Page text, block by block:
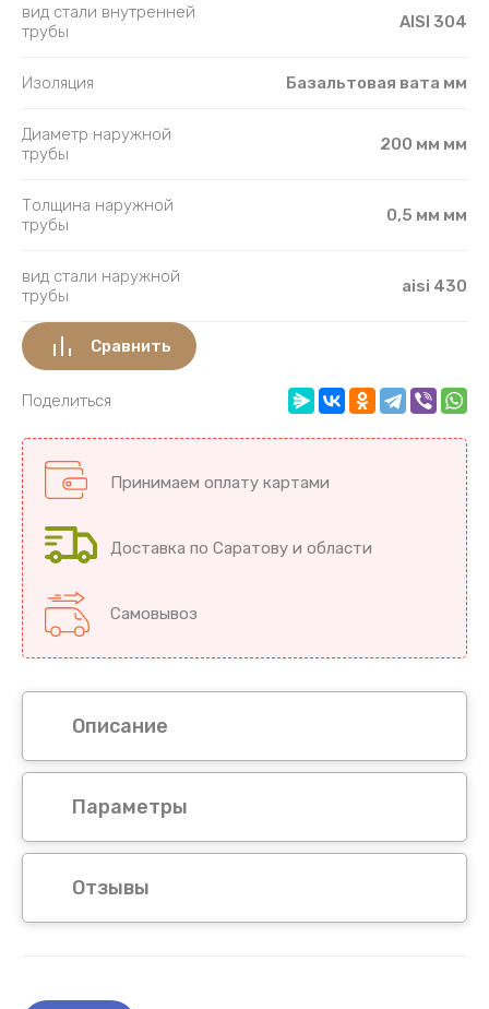
вид стали внутренней
трубы
AISI 304
Изоляция Базальтовая вата мм
Диаметр наружной
трубы
200 мм мм
Толщина наружной
трубы
0,5 мм мм
вид стали наружной
трубы
aisi 430
Сравнить
Поделиться
Принимаем оплату картами
Доставка по Саратову и области
Самовывоз
Описание
Параметры
Отзывы